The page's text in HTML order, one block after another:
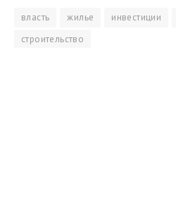
власть жилье инвестиции
строительство